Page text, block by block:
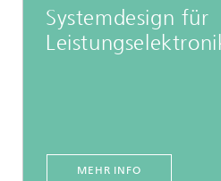
Systemdesign für
MEHR INFO